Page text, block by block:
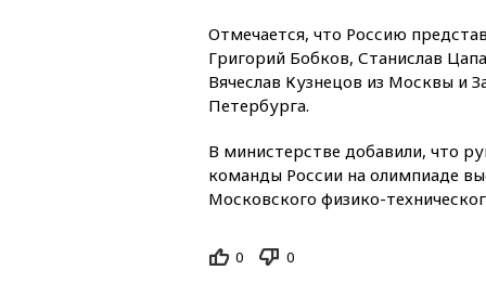
Отмечается, что Россию
Григорий Бобков, Станислав
Вячеслав Кузнецов из Москвы и
Петербурга.
В министерстве добавили, что
команды России на олимпиаде
Московского физико-
0 0